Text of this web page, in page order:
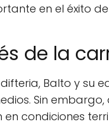
en el éxito de
de la
Balto y su
Sin
condiciones